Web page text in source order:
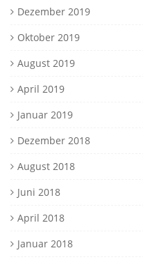
Dezember 2019
Oktober 2019
August 2019
April 2019
Januar 2019
Dezember 2018
August 2018
Juni 2018
April 2018
Januar 2018